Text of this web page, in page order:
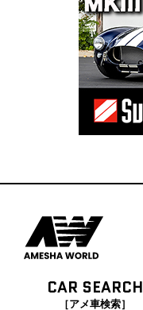
CAR SEARCH
［アメ車検索］